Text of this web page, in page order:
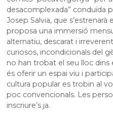
desacomplexada” conduïda
Josep Salvia, que s’estrenarà
proposa una immersió
alternatiu, descarat i
curiosos, incondicionals del
no han trobat el seu lloc
és oferir un espai viu i
cultura popular es trobin al
poc convencionals. Les
inscriure’s ja.